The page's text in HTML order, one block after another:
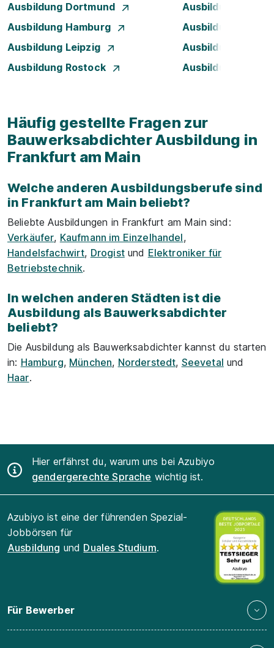
Ausbildung Dortmund
Ausbildung
Ausbildung Hamburg
Ausbildung
Ausbildung Leipzig
Ausbildung
Ausbildung Rostock
Ausbildung
Häufig gestellte Fragen zur
Bauwerksabdichter Ausbildung in
Frankfurt am Main
Welche anderen Ausbildungsberufe sind
in Frankfurt am Main beliebt?
Beliebte Ausbildungen in Frankfurt am Main sind:
Verkäufer, Kaufmann im Einzelhandel,
Handelsfachwirt, Drogistund Elektroniker für
Betriebstechnik.
In welchen anderen Städten ist die
Ausbildung als Bauwerksabdichter
beliebt?
Die Ausbildung als Bauwerksabdichter kannst du starten
in: Hamburg, München, Norderstedt, Seevetal und
Haar.
Hier erfährst du, warum uns bei Azubiyo
gendergerechte Sprache wichtig ist.
Azubiyo ist eine der führenden Spezial-
Jobbörsen für
Ausbildung und Duales Studium.
Für Bewerber